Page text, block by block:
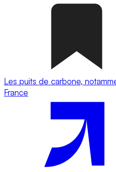
Les puits de carbone,
France